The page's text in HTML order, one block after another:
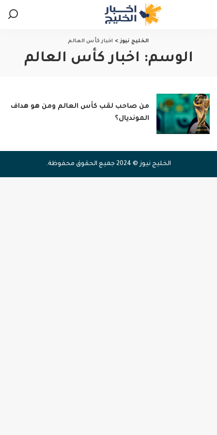
الخليج نيوز> اخبار كأس العالم
الوسم: اخبار كأس العالم
من صاحب لقب كأس العالم ومن هو هداف
المونديال؟
الخليج نيوز © 2024 جميع الحقوق محفوظة.